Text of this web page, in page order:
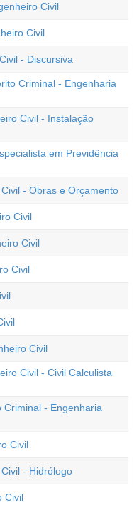
Civil
Civil
- Discursiva
Criminal - Engenharia
Civil - Instalação
em Previdência
- Obras e Orçamento
Civil
Civil
Civil
Civil
Civil - Civil Calculista
Criminal - Engenharia
Civil
- Hidrólogo
Civil